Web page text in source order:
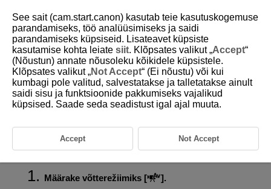
D388-038
Video ava etteandega
automaatsäri
valgustundlikkus ning säriaeg määratakse standardsärituse
saavutamiseks automaatselt vastavalt võtteobjekti heledustasemele
Määrake võtterežiimiks [ ].
See sait (cam.start.canon) kasutab teie kasutuskogemuse
parandamiseks, töö analüüsimiseks ja saidi
parandamiseks küpsiseid. Lisateavet küpsiste
kasutamise kohta leiate siit. Klõpsates valikut „Accept“
(Nõustun) annate nõusoleku kõikidele küpsistele.
Klõpsates valikut „Not Accept“ (Ei nõustu) või kui
kumbagi pole valitud, salvestatakse ja talletatakse ainult
saidi sisu ja funktsioonide pakkumiseks vajalikud
küpsised. Saade seda seadistust igal ajal muuta.
Accept Not Accept